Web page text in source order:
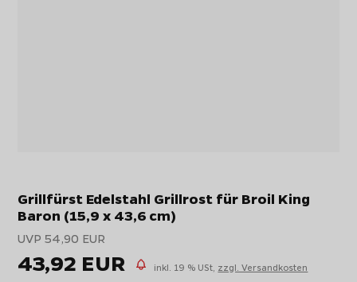
Grillfürst Edelstahl Grillrost für Broil King
Baron (15,9 x 43,6 cm)
UVP 54,90 EUR
43,92 EUR inkl. 19 % USt, zzgl. Versandkosten